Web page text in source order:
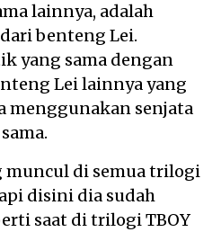
lainnya, adalah
benteng Lei.
yang sama dengan
Lei lainnya yang
menggunakan senjata
muncul di semua trilogi
disini dia sudah
saat di trilogi TBOY